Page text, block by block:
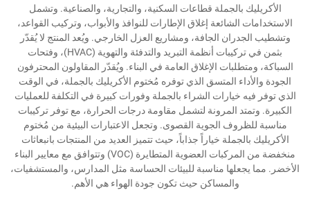
الأكريليك بالجملة قطاعات السكنية، والتجارية، والصناعية. وتشمل
الاستخدامات الشائعة إغلاق الإطارات للنوافذ والأبواب، وتركيب القواعد،
وتشطيب الجدران الجافة، ومشاريع العزل الخارجي. ويُعد المنتج لا يُقدّر
بثمن في تركيبات أنظمة التبريد والتدفئة والتهوية (HVAC)، وفتحات
السباكة، ومتطلبات الإغلاق العامة في البناء. ويُقدّر المقاولون المحترفون
الجودة والأداء المتسق الذي توفره مُختوم الأكريليك بالجملة، في الوقت
الذي توفر فيه خيارات الشراء بالجملة وفورات كبيرة في التكلفة للعمليات
الكبيرة. وتمتد المرونة لتشمل مقاومة درجات الحرارة، مع توفر تركيبات
مناسبة للظروف الجوية القصوى. وتجعل الاعتبارات البيئية من مُختوم
الأكريليك بالجملة خياراً جذاباً، حيث تتميز العديد من المنتجات بانبعاثات
منخفضة من المركبات العضوية المتطايرة (VOC) وتتوافق مع معايير البناء
الأخضر. مما يجعلها مناسبة للبيئات الحساسة مثل المدارس، والمستشفيات،
والمساكن حيث تكون جودة الهواء هي الأهم.